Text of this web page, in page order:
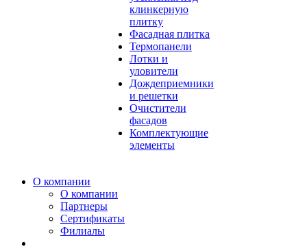
клинкерную
плитку
Фасадная плитка
Термопанели
Лотки и
уловители
Дождеприемники
и решетки
Очистители
фасадов
Комплектующие
элементы
О компании
О компании
Партнеры
Сертификаты
Филиалы